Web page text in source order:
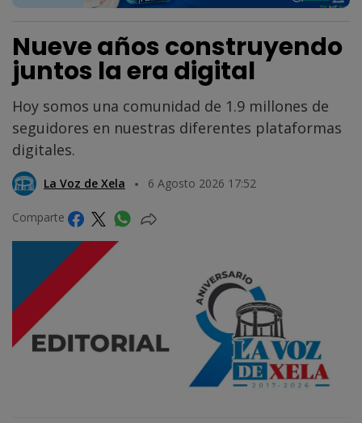
Nueve años construyendo
juntos la era digital
Hoy somos una comunidad de 1.9 millones de
seguidores en nuestras diferentes plataformas
digitales.
La Voz de Xela 6 Agosto 2026 17:52
Comparte